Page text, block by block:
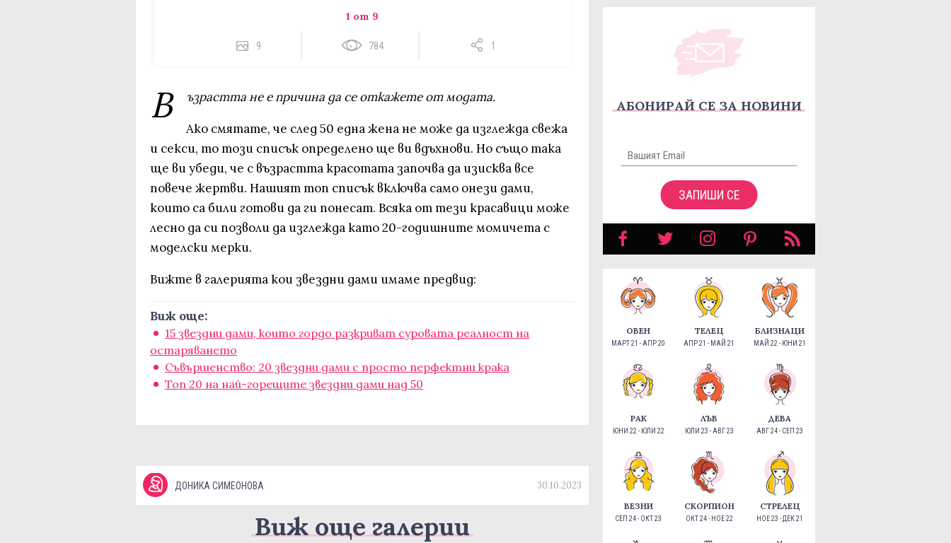
1 от 9
9 784 1
В ъзрастта не е причина да се откажете от модата.
Ако смятате, че след 50 една жена не може да изглежда свежа
и секси, то този списък определено ще ви вдъхнови. Но също така
ще ви убеди, че с възрастта красотата започва да изисква все
повече жертви. Нашият топ списък включва само онези дами,
които са били готови да ги понесат. Всяка от тези красавици може
лесно да си позволи да изглежда като 20-годишните момичета с
моделски мерки.
Вижте в галерията кои звездни дами имаме предвид:
Виж още:
15 звездни дами, които гордо разкриват суровата реалност на
остаряването
Съвършенство: 20 звездни дами с просто перфектни крака
Топ 20 на най-горещите звездни дами над 50
ДОНИКА СИМЕОНОВА 30.10.2023
Виж още галерии
АБОНИРАЙ СЕ ЗА НОВИНИ
ЗАПИШИ СЕ
ОВЕН
МАРТ 21 - АПР 20
ТЕЛЕЦ
АПР 21 - МАЙ 21
БЛИЗНАЦИ
МАЙ 22 - ЮНИ 21
РАК
ЮНИ 22 - ЮЛИ 22
ЛЪВ
ЮЛИ 23 - АВГ 23
ДЕВА
АВГ 24 - СЕП 23
ВЕЗНИ
СЕП 24 - ОКТ 23
СКОРПИОН
ОКТ 24 - НОЕ 22
СТРЕЛЕЦ
НОЕ 23 - ДЕК 21